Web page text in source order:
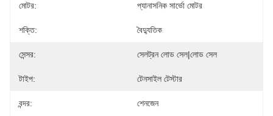
মোটর: প্যানাসনিক সার্ভো মোটর
শক্তি: বৈদ্যুতিক
সেন্সর: সেলট্রন লোড সেল|লোড সেল
টাইপ: টেনসাইল টেস্টার
বন্দর: শেনজেন